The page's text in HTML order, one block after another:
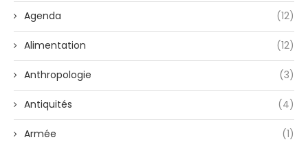
Agenda (12)
Alimentation (12)
Anthropologie (3)
Antiquités (4)
Armée (1)